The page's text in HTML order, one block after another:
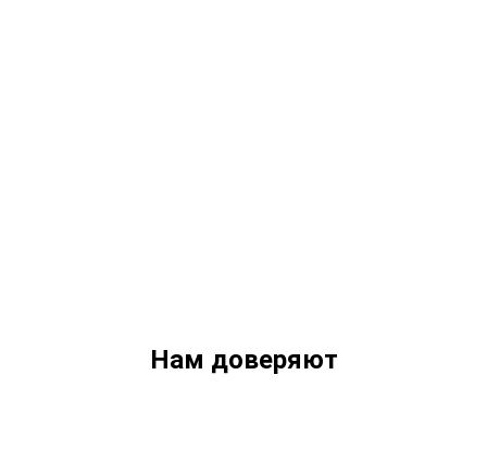
Нам доверяют